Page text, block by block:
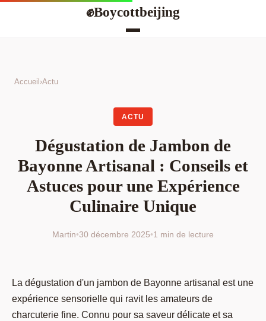
✊Boycottbeijing
Accueil ›Actu
ACTU
Dégustation de Jambon de
Bayonne Artisanal : Conseils et
Astuces pour une Expérience
Culinaire Unique
Martin•30 décembre 2025•1 min de lecture
La dégustation d'un jambon de Bayonne artisanal est une
expérience sensorielle qui ravit les amateurs de
charcuterie fine. Connu pour sa saveur délicate et sa